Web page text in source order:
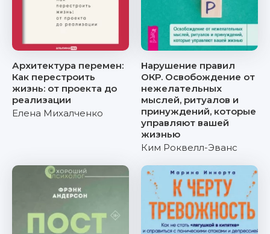
Архитектура перемен:
Как перестроить
жизнь: от проекта до
реализации
Елена Михалченко
Нарушение правил
ОКР. Освобождение от
нежелательных
мыслей, ритуалов и
принуждений, которые
управляют вашей
жизнью
Ким Роквелл-Эванс